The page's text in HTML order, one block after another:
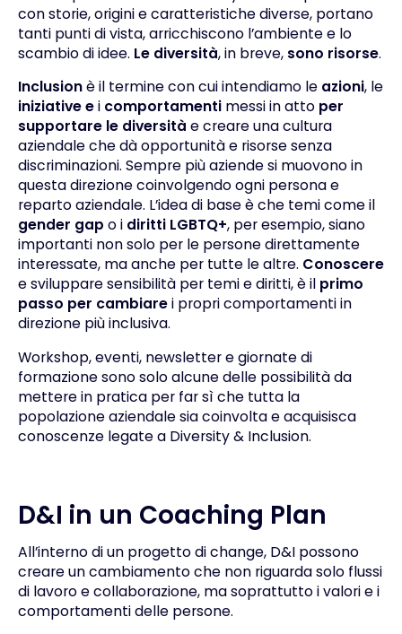
con storie, origini e caratteristiche diverse, portano
tanti punti di vista, arricchiscono l’ambiente e lo
scambio di idee. Le diversità, in breve,sono risorse.
Inclusionè il termine con cui intendiamo le azioni, le
iniziative ei comportamentimessi in atto per
supportare le diversità e creare una cultura
aziendale che dà opportunità e risorse senza
discriminazioni. Sempre più aziende si muovono in
questa direzione coinvolgendo ogni persona e
reparto aziendale. L’idea di base è che temi come il
gender gap o i diritti LGBTQ+, per esempio, siano
importanti non solo per le persone direttamente
interessate, ma anche per tutte le altre. Conoscere
e sviluppare sensibilità per temi e diritti, è il primo
passo per cambiarei propri comportamenti in
direzione più inclusiva.
Workshop, eventi, newsletter e giornate di
formazione sono solo alcune delle possibilità da
mettere in pratica per far sì che tutta la
popolazione aziendale sia coinvolta e acquisisca
conoscenze legate a Diversity & Inclusion.
D&I in un Coaching Plan
All’interno di un progetto di change, D&I possono
creare un cambiamento che non riguarda solo flussi
di lavoro e collaborazione, ma soprattutto i valori e i
comportamenti delle persone.